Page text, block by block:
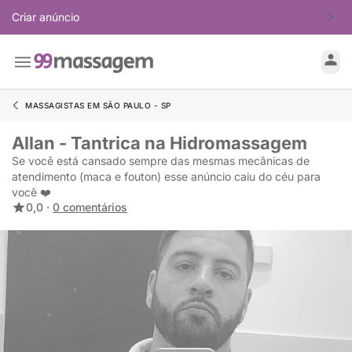
Criar anúncio
MASSAGISTAS EM SÃO PAULO - SP
Allan - Tantrica na Hidromassagem
Se você está cansado sempre das mesmas mecânicas de
atendimento (maca e fouton) esse anúncio caiu do céu para
você ❤️
0,0 · 0 comentários